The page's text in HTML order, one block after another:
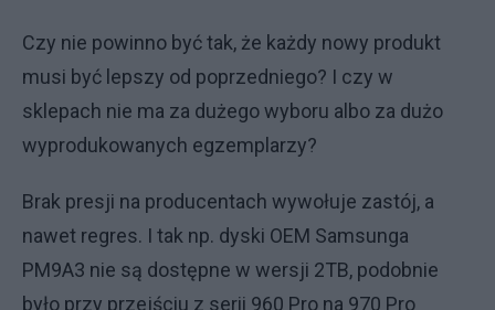
Czy nie powinno być tak, że każdy nowy produkt
musi być lepszy od poprzedniego? I czy w
sklepach nie ma za dużego wyboru albo za dużo
wyprodukowanych egzemplarzy?
Brak presji na producentach wywołuje zastój, a
nawet regres. I tak np. dyski OEM Samsunga
PM9A3 nie są dostępne w wersji 2TB, podobnie
było przy przejściu z serii 960 Pro na 970 Pro